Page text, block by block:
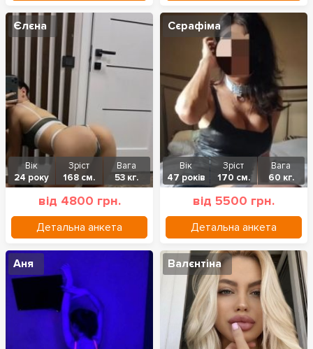
Єлєна
Вік
24 року
Зріст
168 см.
Вага
53 кг.
від 4800 грн.
Детальна анкета
Сєрафіма
Вік
47 років
Зріст
170 см.
Вага
60 кг.
від 5500 грн.
Детальна анкета
Аня Валєнтіна